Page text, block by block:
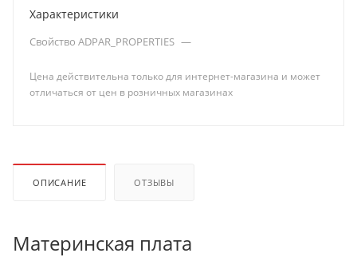
Характеристики
Свойство ADPAR_PROPERTIES —
Цена действительна только для интернет-магазина и может
отличаться от цен в розничных магазинах
ОПИСАНИЕ ОТЗЫВЫ
Материнская плата